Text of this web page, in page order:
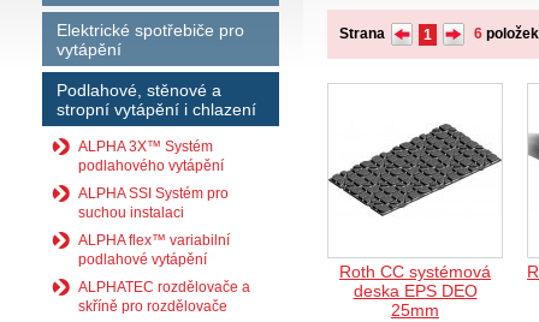
Elektrické spotřebiče pro
vytápění
Podlahové, stěnové a
stropní vytápění i chlazení
ALPHA 3X™ Systém
podlahového vytápění
ALPHA SSI Systém pro
suchou instalaci
ALPHA flex™ variabilní
podlahové vytápění
ALPHATEC rozdělovače a
skříně pro rozdělovače
Strana 1 6
Roth CC systémová
deska EPS DEO
25mm